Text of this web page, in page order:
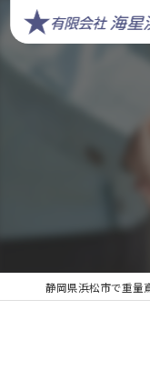
静岡県浜松市で重量